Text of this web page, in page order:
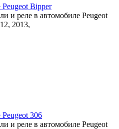
Bipper
и реле в автомобиле Peugeot
2013,
306
и реле в автомобиле Peugeot